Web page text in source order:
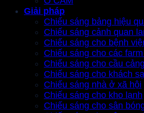
Giải pháp
Chiếu sáng bảng hiệu
Chiếu sáng cảnh quan
Chiếu sáng cho bệnh
Chiếu sáng cho các
Chiếu sáng cho cầu cảng
Chiếu sáng cho khách
Chiếu sáng nhà ở xã hội
Chiếu sáng cho kho lạnh
Chiếu sáng cho sân